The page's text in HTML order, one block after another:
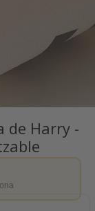
de Harry -